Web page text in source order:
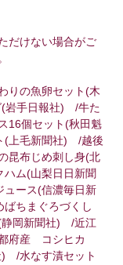
だけない場合がご
りの魚卵セット(木
岩手日報社) /牛た
16個セット(秋田魁
(上毛新聞社) /越後
昆布じめ刺し身(北
ム(山梨日日新聞
ース(信濃毎日新
ちまぐろづくし
岡新聞社) /近江
府産 コシヒカ
) /水なす漬セット